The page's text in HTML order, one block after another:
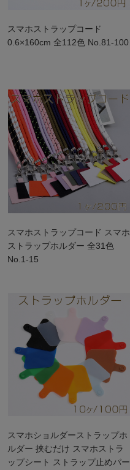
スマホストラップコード
0.6×160cm 全112色 No.81-100
スマホストラップコード スマホ
ストラップホルダー 全31色
No.1-15
スマホショルダーストラップホ
ルダー 挟むだけ スマホストラ
ップシート ストラップ止めパー